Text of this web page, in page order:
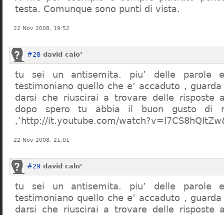
testa. Comunque sono punti di vista.
22 Nov 2008, 19:52
#28 david calo’
tu sei un antisemita. piu’ delle parole
testimoniano quello che e’ accaduto , guarda
darsi che riuscirai a trovare delle risposte
dopo spero tu abbia il buon gusto di
,’http://it.youtube.com/
22 Nov 2008, 21:01
#29 david calo’
tu sei un antisemita. piu’ delle parole
testimoniano quello che e’ accaduto , guarda
darsi che riuscirai a trovare delle risposte